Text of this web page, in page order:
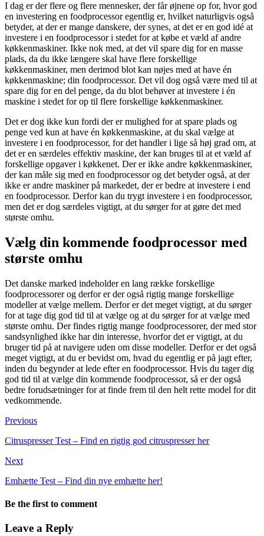
I dag er der flere og flere mennesker, der får øjnene op for, hvor god
en investering en foodprocessor egentlig er, hvilket naturligvis også
betyder, at der er mange danskere, der synes, at det er en god idé at
investere i en foodprocessor i stedet for at købe et væld af andre
køkkenmaskiner. Ikke nok med, at det vil spare dig for en masse
plads, da du ikke længere skal have flere forskellige
køkkenmaskiner, men derimod blot kan nøjes med at have én
køkkenmaskine; din foodprocessor. Det vil dog også være med til at
spare dig for en del penge, da du blot behøver at investere i én
maskine i stedet for op til flere forskellige køkkenmaskiner.
Det er dog ikke kun fordi der er mulighed for at spare plads og
penge ved kun at have én køkkenmaskine, at du skal vælge at
investere i en foodprocessor, for det handler i lige så høj grad om, at
det er en særdeles effektiv maskine, der kan bruges til at et væld af
forskellige opgaver i køkkenet. Der er ikke andre køkkenmaskiner,
der kan måle sig med en foodprocessor og det betyder også, at der
ikke er andre maskiner på markedet, der er bedre at investere i end
en foodprocessor. Derfor kan du trygt investere i en foodprocessor,
men det er dog særdeles vigtigt, at du sørger for at gøre det med
største omhu.
Vælg din kommende foodprocessor med
største omhu
Det danske marked indeholder en lang række forskellige
foodprocessorer og derfor er der også rigtig mange forskellige
modeller at vælge mellem. Derfor er det meget vigtigt, at du sørger
for at tage dig god tid til at vælge og at du sørger for at vælge med
største omhu. Der findes rigtig mange foodprocessorer, der med stor
sandsynlighed ikke har din interesse, hvorfor det er vigtigt, at du
bruger tid på at navigere uden om disse modeller. Derfor er det også
meget vigtigt, at du er bevidst om, hvad du egentlig er på jagt efter,
inden du begynder at lede efter en foodprocessor. Hvis du tager dig
god tid til at vælge din kommende foodprocessor, så er der også
bedre forudsætninger for at finde frem til den helt rette model for dit
vedkommende.
Previous
Citruspresser Test – Find en rigtig god citruspresser her
Next
Emhætte Test – Find din nye emhætte her!
Be the first to comment
Leave a Reply